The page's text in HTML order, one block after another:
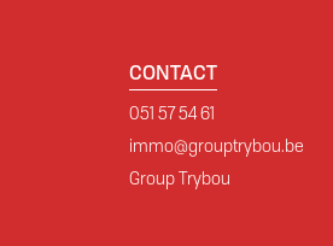
CONTACT
051 57 54 61
immo@grouptrybou.be
Group Trybou